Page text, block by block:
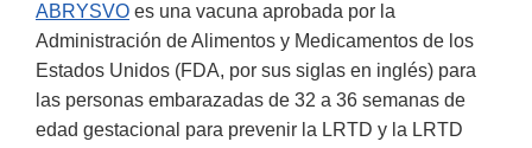
ABRYSVO es una vacuna aprobada por la
Administración de Alimentos y Medicamentos de los
Estados Unidos (FDA, por sus siglas en inglés) para
las personas embarazadas de 32 a 36 semanas de
edad gestacional para prevenir la LRTD y la LRTD